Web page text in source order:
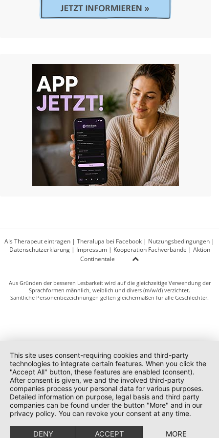
Als Therapeut eintragen | Theralupa bei Facebook | Nutzungsbedingungen |
Datenschutzerklärung| Impressum| Kooperation Fachverbände | Aktion
Continentale
Aus Gründen der besseren Lesbarkeit wird auf die gleichzeitige Verwendung der
Sprachformen männlich, weiblich und divers (m/w/d) verzichtet.
Sämtliche Personenbezeichnungen gelten gleichermaßen für alle Geschlechter.
This site uses consent-requiring cookies and third-party
technologies to integrate certain features. When you click the
"Accept All" button, these features are enabled (consent).
After consent is given, we and the involved third-party
companies process your personal data for various purposes.
Detailed information on purpose, legal basis and third party
companies can be found under the button "More" and in our
privacy policy. You can revoke your consent at any time.
DENY ACCEPT MORE